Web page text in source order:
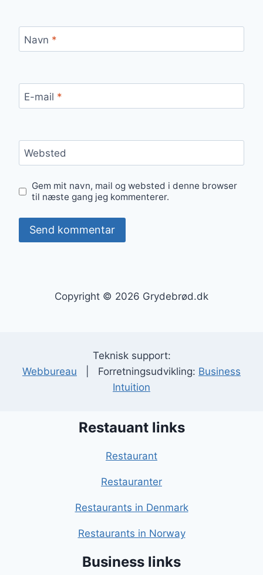
Navn *
E-mail *
Websted
Gem mit navn, mail og websted i denne browser
til næste gang jeg kommenterer.
Copyright © 2026 Grydebrød.dk
Teknisk support:
Webbureau | Forretningsudvikling: Business
Intuition
Restauant links
Restaurant
Restauranter
Restaurants in Denmark
Restaurants in Norway
Business links